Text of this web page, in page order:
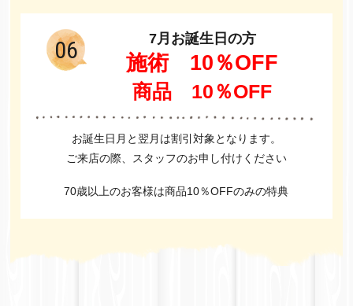
06 7月お誕生日の方
施術 10％OFF
商品 10％OFF
お誕生日月と翌月は割引対象となります。
ご来店の際、スタッフのお申し付けください
70歳以上のお客様は商品10％OFFのみの特典